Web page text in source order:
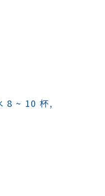
8 ~ 10 杯,